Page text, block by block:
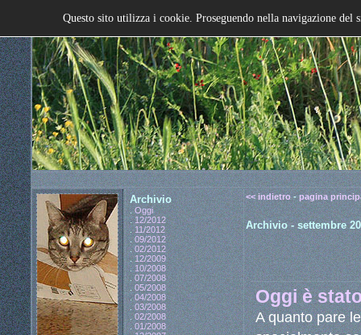
Archivio
.Oggi
.12/2012
.11/2012
.09/2012
.02/2012
.12/2009
.10/2008
.07/2008
.05/2008
.04/2008
.03/2008
.02/2008
.01/2008
<< indietro-pagina
Archivio - settembre
Oggi è
A quanto pare
Questo sito utilizza i cookie. Proseguendo nella navigazione del